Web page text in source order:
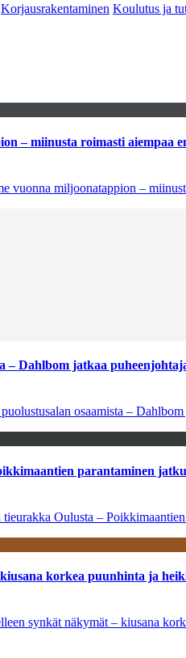
Korjausrakentaminen Koulutus ja
– miinusta roimasti aiempaa
vuonna miljoonatappion –
– Dahlbom jatkaa
osaamista – Dahlbom
parantaminen
Oulusta –
korkea puunhinta ja
synkät näkymät – kiusana